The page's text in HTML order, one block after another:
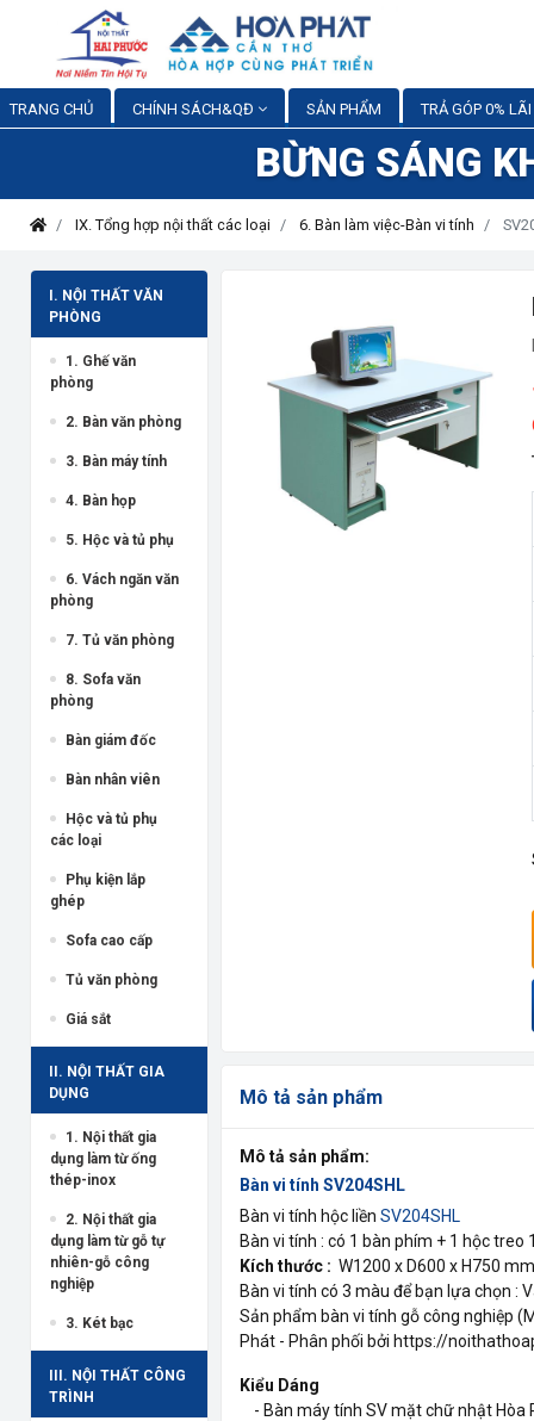
TRANG CHỦ CHÍNH SÁCH&QĐ SẢN PHẨM TRẢ GÓP 0% LÃI
BỪNG SÁNG
IX. Tổng hợp nội thất các loại 6. Bàn làm việc-Bàn vi tính
I. NỘI THẤT VĂN
PHÒNG
1. Ghế văn
phòng
2. Bàn văn phòng
3. Bàn máy tính
4. Bàn họp
5. Hộc và tủ phụ
6. Vách ngăn văn
phòng
7. Tủ văn phòng
8. Sofa văn
phòng
Bàn giám đốc
Bàn nhân viên
Hộc và tủ phụ
các loại
Phụ kiện lắp
ghép
Sofa cao cấp
Tủ văn phòng
Giá sắt
II. NỘI THẤT GIA
DỤNG
1. Nội thất gia
dụng làm từ ống
thép-inox
2. Nội thất gia
dụng làm từ gỗ tự
nhiên-gỗ công
nghiệp
3. Két bạc
III. NỘI THẤT CÔNG
TRÌNH
Mô tả sản phẩm
Mô tả sản phẩm:
Bàn vi tính SV204SHL
Bàn vi tính hộc liền SV204SHL
Bàn vi tính : có 1 bàn phím + 1 hộc treo
Kích thước : W1200 x D600 x H750 mm
Bàn vi tính có 3 màu để bạn lựa chọn :
Sản phẩm bàn vi tính gỗ công nghiệp
Phát - Phân phối bởi https://
Kiểu Dáng
- Bàn máy tính SV mặt chữ nhật Hòa